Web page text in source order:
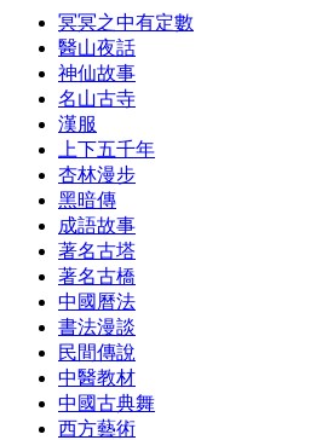
冥冥之中有定數
醫山夜話
神仙故事
名山古寺
漢服
上下五千年
杏林漫步
黑暗傳
成語故事
著名古塔
著名古橋
中國曆法
書法漫談
民間傳說
中醫教材
中國古典舞
西方藝術